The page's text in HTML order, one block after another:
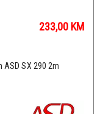
233,00 KM
ASD SX 290 2m